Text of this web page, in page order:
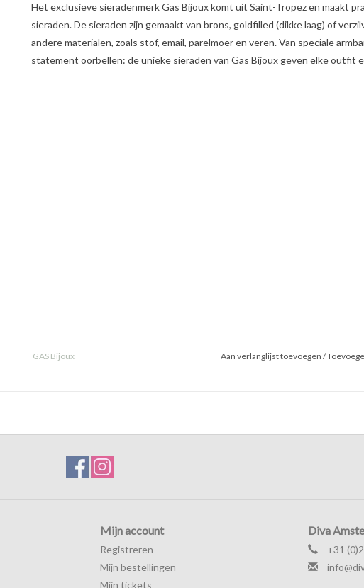
Het exclusieve sieradenmerk Gas Bijoux komt uit Saint-Tropez en maakt
sieraden. De sieraden zijn gemaakt van brons, goldfilled (dikke laag) of
andere materialen, zoals stof, email, parelmoer en veren. Van speciale
statement oorbellen: de unieke sieraden van Gas Bijoux geven elke outfit
GAS Bijoux Aan verlanglijst toevoegen /
Mijn account
Registreren
Mijn bestellingen
Mijn tickets
Diva
+31